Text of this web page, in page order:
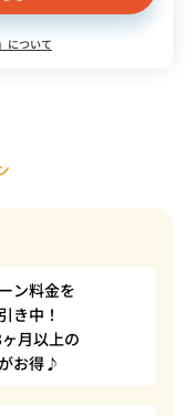
について
ン料金を
き中！
月以上の
お得♪